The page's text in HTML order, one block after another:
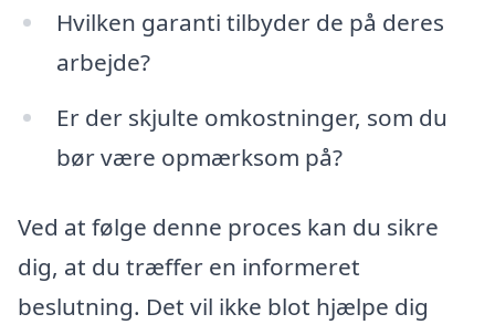
Hvilken garanti tilbyder de på deres
arbejde?
Er der skjulte omkostninger, som du
bør være opmærksom på?
Ved at følge denne proces kan du sikre
dig, at du træffer en informeret
beslutning. Det vil ikke blot hjælpe dig